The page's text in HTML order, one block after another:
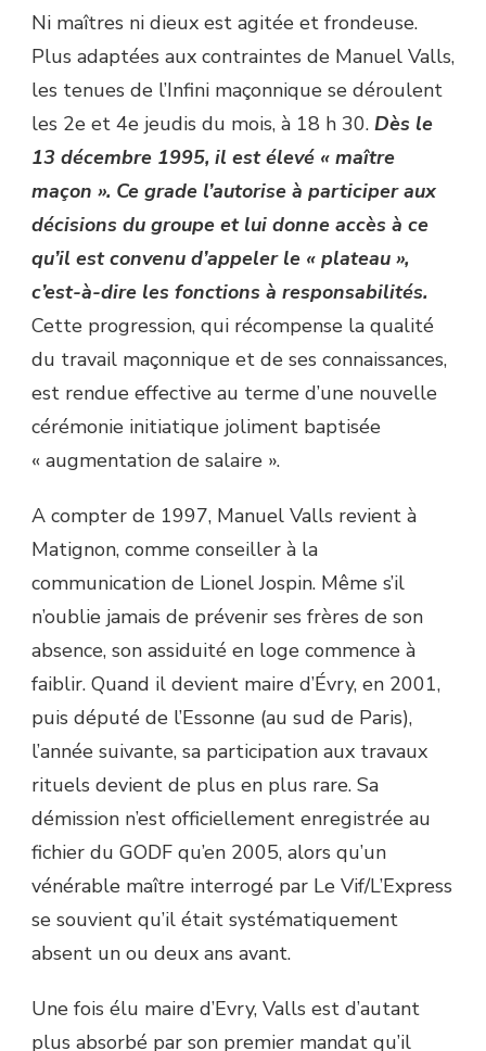
Ni maîtres ni dieux est agitée et frondeuse.
Plus adaptées aux contraintes de Manuel Valls,
les tenues de l’Infini maçonnique se déroulent
les 2e et 4e jeudis du mois, à 18 h 30. Dès le
13 décembre 1995, il est élevé « maître
maçon ». Ce grade l’autorise à participer aux
décisions du groupe et lui donne accès à ce
qu’il est convenu d’appeler le « plateau »,
c’est-à-dire les fonctions à responsabilités.
Cette progression, qui récompense la qualité
du travail maçonnique et de ses connaissances,
est rendue effective au terme d’une nouvelle
cérémonie initiatique joliment baptisée
« augmentation de salaire ».
A compter de 1997, Manuel Valls revient à
Matignon, comme conseiller à la
communication de Lionel Jospin. Même s’il
n’oublie jamais de prévenir ses frères de son
absence, son assiduité en loge commence à
faiblir. Quand il devient maire d’Évry, en 2001,
puis député de l’Essonne (au sud de Paris),
l’année suivante, sa participation aux travaux
rituels devient de plus en plus rare. Sa
démission n’est officiellement enregistrée au
fichier du GODF qu’en 2005, alors qu’un
vénérable maître interrogé par Le Vif/L’Express
se souvient qu’il était systématiquement
absent un ou deux ans avant.
Une fois élu maire d’Evry, Valls est d’autant
plus absorbé par son premier mandat qu’il